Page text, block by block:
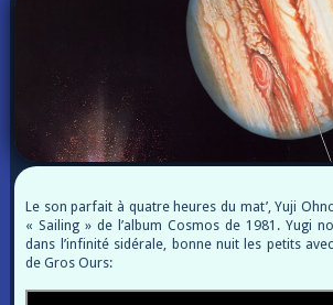
Le son parfait à quatre heures du mat’, Yuji
« Sailing » de l’album Cosmos de 1981. Yugi
dans l’infinité sidérale, bonne nuit les petits
de Gros Ours: